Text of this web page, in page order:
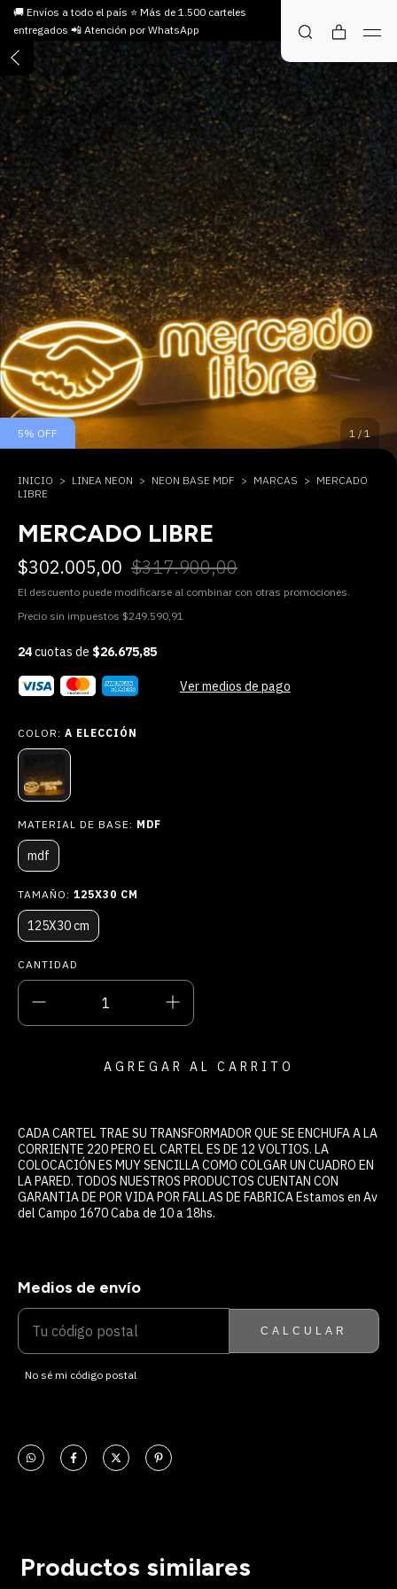
🚚 Envíos a todo el país ⭐ Más de 1.500 carteles
entregados 📲 Atención por WhatsApp
5% OFF 1 / 1
INICIO > LINEA NEON > NEON BASE MDF > MARCAS > MERCADO
LIBRE
MERCADO LIBRE
$302.005,00 $317.900,00
El descuento puede modificarse al combinar con otras promociones.
Precio sin impuestos $249.590,91
24cuotas de $26.675,85
Ver medios de pago
COLOR: A ELECCIÓN
MATERIAL DE BASE: MDF
mdf
TAMAÑO: 125X30 CM
125X30 cm
CANTIDAD
CADA CARTEL TRAE SU TRANSFORMADOR QUE SE ENCHUFA A LA
CORRIENTE 220 PERO EL CARTEL ES DE 12 VOLTIOS. LA
COLOCACIÓN ES MUY SENCILLA COMO COLGAR UN CUADRO EN
LA PARED. TODOS NUESTROS PRODUCTOS CUENTAN CON
GARANTIA DE POR VIDA POR FALLAS DE FABRICA Estamos en Av
del Campo 1670 Caba de 10 a 18hs.
ENTREGAS PARA EL CP:
Medios de envío
CALCULAR
No sé mi código postal
Productos similares